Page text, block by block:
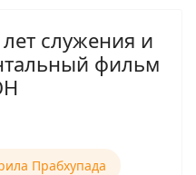
служения и
фильм
Прабхупада